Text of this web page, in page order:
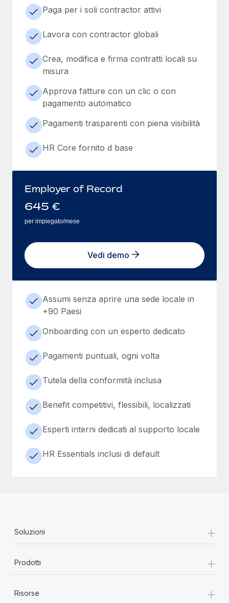
Paga per i soli contractor attivi
Lavora con contractor globali
Crea, modifica e firma contratti locali su
misura
Approva fatture con un clic o con
pagamento automatico
Pagamenti trasparenti con piena visibilità
HR Core fornito d base
Employer of Record
645 €
per impiegato/mese
Vedi demo
Assumi senza aprire una sede locale in
+90 Paesi
Onboarding con un esperto dedicato
Pagamenti puntuali, ogni volta
Tutela della conformità inclusa
Benefit competitivi, flessibili, localizzati
Esperti interni dedicati al supporto locale
HR Essentials inclusi di default
Soluzioni +
Prodotti +
Risorse +